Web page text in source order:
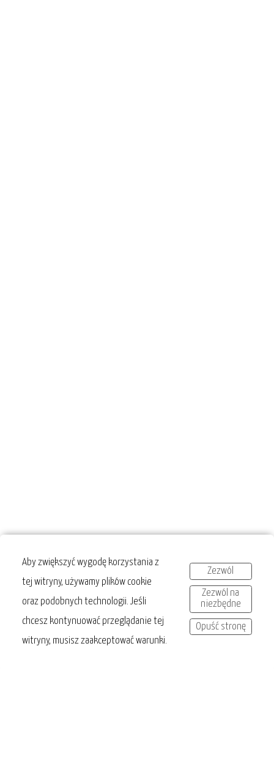
Aby zwiększyć wygodę korzystania z
tej witryny, używamy plików cookie
oraz podobnych technologii. Jeśli
chcesz kontynuować przeglądanie tej
witryny, musisz zaakceptować warunki.
Zezwól
Zezwól na
niezbędne
Opuść stronę